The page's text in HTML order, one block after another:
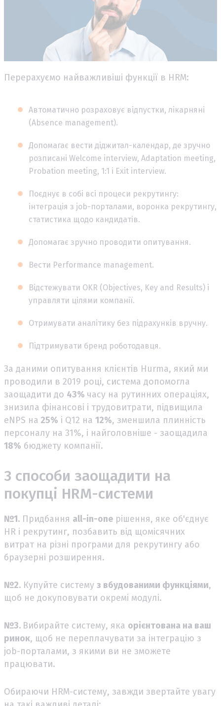
Перерахуємо найважливіші функції в HRM:
Автоматично розраховує відпустки, лікарняні
(Absence management).
Допомагає вести діджитал-календар, де зручно
розписані Welсome interview, Adaptation meeting,
Probation meeting, 1:1 і Exit interview.
Поєднує в собі всі процеси рекрутингу:
інтеграція з job-порталами, воронка рекрутингу,
статистика щодо кандидатів.
Допомагає зручно проводити опитування.
Вести Performance management.
Відстежувати OKR (Objectives, Key and Results) і
управляти цілями компанії.
Отримувати аналітику без підрахунків вручну.
Підтримувати бренд роботодавця.
За даними опитування клієнтів Hurma, який ми
проводили в 2019 році, система допомогла
заощадити до 43% часу на рутинних операціях,
знизила фінансові і трудовитрати, підвищила
eNPS на 25% і Q12 на 12%, зменшила плинність
персоналу на 31%, і найголовніше - заощадила
18% бюджету компанії.
3 способи заощадити на
покупці HRM-системи
№1. Придбання all-in-one рішення, яке об'єднує
HR і рекрутинг, позбавить від щомісячних
витрат на різні програми для рекрутингу або
браузерні розширення.
№2. Купуйте систему з вбудованими функціями,
щоб не докуповувати окремі модулі.
№3. Вибирайте систему, яка орієнтована на ваш
ринок, щоб не переплачувати за інтеграцію з
job-порталами, з якими ви не зможете
працювати.
Обираючи HRM-систему, завжди звертайте увагу